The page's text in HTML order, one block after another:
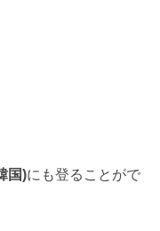
国)にも登ることがで